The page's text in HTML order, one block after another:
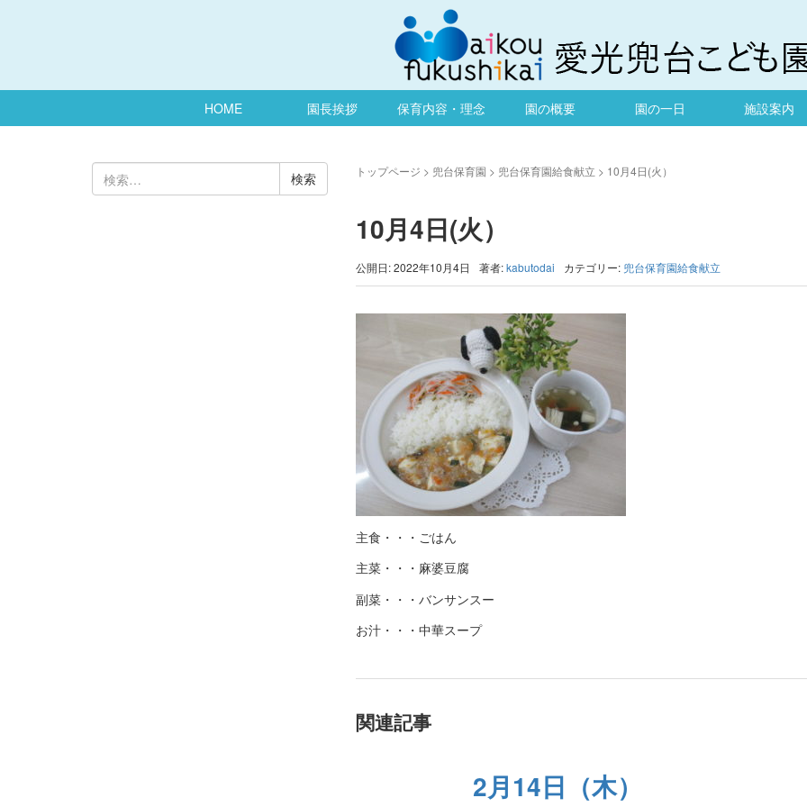
HOME 園長挨拶 保育内容・理念 園の概要 園の一日 施設案内
トップページ > 兜台保育園 > 兜台保育園給食献立 > 10月4日(火）
10月4日(火）
公開日: 2022年10月4日 著者:kabutodai カテゴリー: 兜台保育園給食献立
主食・・・ごはん
主菜・・・麻婆豆腐
副菜・・・バンサンスー
お汁・・・中華スープ
関連記事
2月14日（木）
検
索: